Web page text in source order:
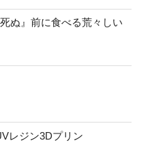
ぬ』前に食べる荒々しい
レジン3Dプリン